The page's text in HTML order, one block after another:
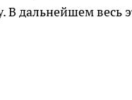
В дальнейшем весь